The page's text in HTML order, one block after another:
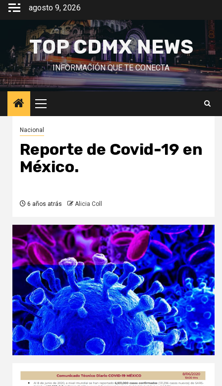
Saltar
contenido
agosto 9, 2026
TOP CDMX NEWS
INFORMACIÓN QUE TE CONECTA
Menú
principal
Nacional
Reporte de Covid-19 en
México.
6 años atrás Alicia Coll